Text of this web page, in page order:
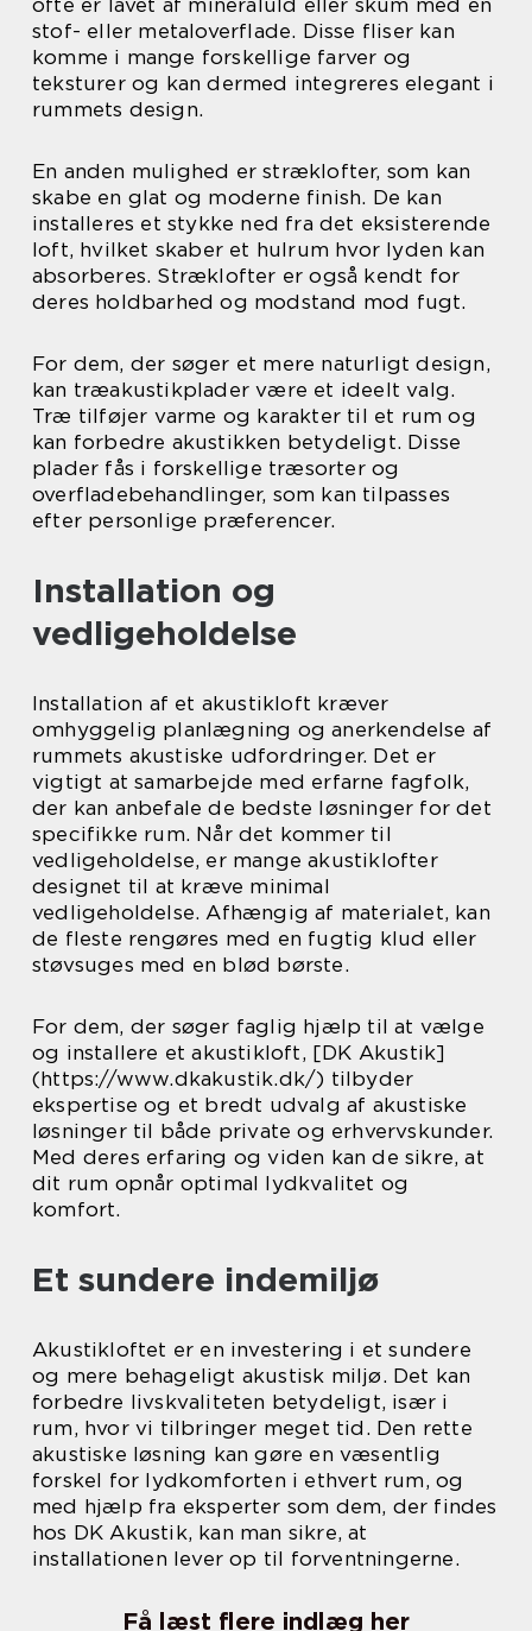
ofte er lavet af mineraluld eller skum med en
stof- eller metaloverflade. Disse fliser kan
komme i mange forskellige farver og
teksturer og kan dermed integreres elegant i
rummets design.
En anden mulighed er stræklofter, som kan
skabe en glat og moderne finish. De kan
installeres et stykke ned fra det eksisterende
loft, hvilket skaber et hulrum hvor lyden kan
absorberes. Stræklofter er også kendt for
deres holdbarhed og modstand mod fugt.
For dem, der søger et mere naturligt design,
kan træakustikplader være et ideelt valg.
Træ tilføjer varme og karakter til et rum og
kan forbedre akustikken betydeligt. Disse
plader fås i forskellige træsorter og
overfladebehandlinger, som kan tilpasses
efter personlige præferencer.
Installation og
vedligeholdelse
Installation af et akustikloft kræver
omhyggelig planlægning og anerkendelse af
rummets akustiske udfordringer. Det er
vigtigt at samarbejde med erfarne fagfolk,
der kan anbefale de bedste løsninger for det
specifikke rum. Når det kommer til
vedligeholdelse, er mange akustiklofter
designet til at kræve minimal
vedligeholdelse. Afhængig af materialet, kan
de fleste rengøres med en fugtig klud eller
støvsuges med en blød børste.
For dem, der søger faglig hjælp til at vælge
og installere et akustikloft, [DK Akustik]
(https://www.dkakustik.dk/) tilbyder
ekspertise og et bredt udvalg af akustiske
løsninger til både private og erhvervskunder.
Med deres erfaring og viden kan de sikre, at
dit rum opnår optimal lydkvalitet og
komfort.
Et sundere indemiljø
Akustikloftet er en investering i et sundere
og mere behageligt akustisk miljø. Det kan
forbedre livskvaliteten betydeligt, især i
rum, hvor vi tilbringer meget tid. Den rette
akustiske løsning kan gøre en væsentlig
forskel for lydkomforten i ethvert rum, og
med hjælp fra eksperter som dem, der findes
hos DK Akustik, kan man sikre, at
installationen lever op til forventningerne.
Få læst flere indlæg her